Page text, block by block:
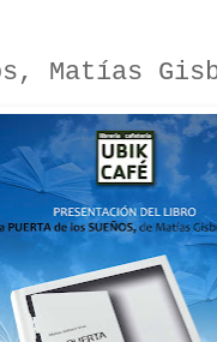
Matías